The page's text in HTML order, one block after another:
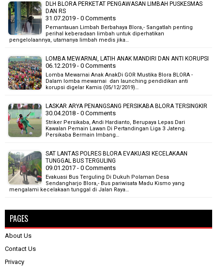
DLH BLORA PERKETAT PENGAWASAN LIMBAH PUSKESMAS
DAN RS
31.07.2019 - 0 Comments
Pemantauan Limbah Berbahaya Blora,- Sangatlah penting
perihal keberadaan limbah untuk diperhatikan
pengelolaannya, utamanya limbah medis jika…
LOMBA MEWARNAI, LATIH ANAK MANDIRI DAN ANTI KORUPSI
06.12.2019 - 0 Comments
Lomba Mewarnai Anak AnakDi GOR Mustika Blora BLORA -
Dalam lomba mewarnai dan launching pendidikan anti
korupsi digelar Kamis (05/12/2019)…
LASKAR ARYA PENANGSANG PERSIKABA BLORA TERSINGKIR
30.04.2018 - 0 Comments
Striker Persikaba, Andi Hardianto, Berupaya Lepas Dari
Kawalan Pemain Lawan Di Pertandingan Liga 3 Jateng.
Persikaba Bermain Imbang…
SAT LANTAS POLRES BLORA EVAKUASI KECELAKAAN
TUNGGAL BUS TERGULING
09.01.2017 - 0 Comments
Evakuasi Bus Terguling Di Dukuh Polaman Desa
Sendangharjo Blora,- Bus pariwisata Madu Kismo yang
mengalami kecelakaan tunggal di Jalan Raya…
PAGES
About Us
Contact Us
Privacy